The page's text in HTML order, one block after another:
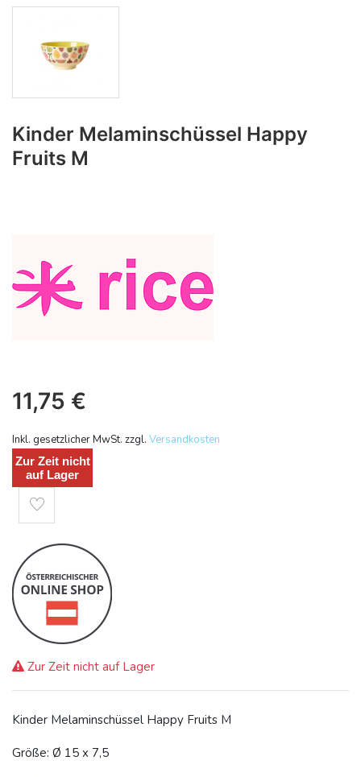
Kinder Melaminschüssel Happy
Fruits M
11,75 €
Inkl. gesetzlicher MwSt. zzgl. Versandkosten
Zur Zeit nicht
auf Lager
Zur Zeit nicht auf Lager
Kinder Melaminschüssel Happy Fruits M
Größe: Ø 15 x 7,5